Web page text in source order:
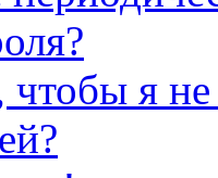
чтобы я